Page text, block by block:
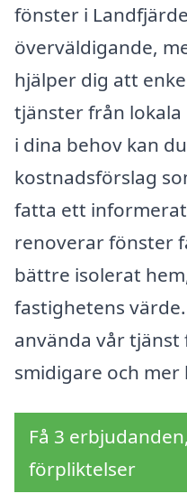
fönster i
överväldigande,
hjälper dig att
tjänster från
i dina behov kan
kostnadsförslag
fatta ett
renoverar fönster
bättre isolerat
fastighetens
använda vår
smidigare och
Få 3
förpliktelser